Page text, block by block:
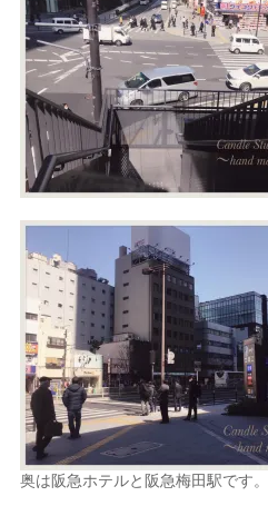
奥は阪急ホテルと阪急梅田駅です。